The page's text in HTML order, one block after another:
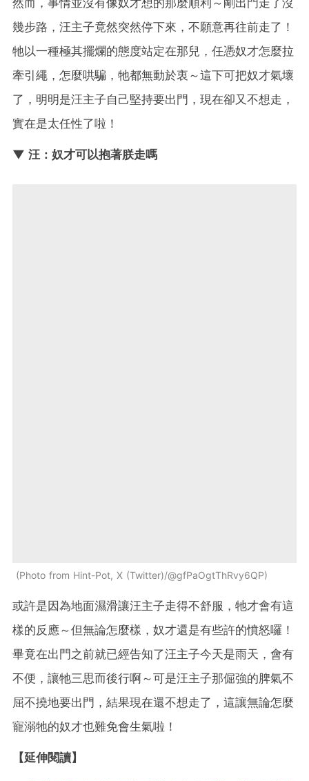
幾步路，汪主子竟然突然停下來，不願意再往前走了！
牠以一種極其擺爛的態度站定在那兒，任憑奴才怎麼拉
牽引繩，怎麼哄騙，牠都無動於衷～這下可把奴才氣壞
了，明明是汪主子自己堅持要出門，現在卻又不想走，
實在是太任性了啦！
▼ 汪：奴才可以抱著朕走嗎
Photo from Hint-Pot, X (Twitter)/@gfPaOgtThRvy6QP
或許是因為地面濕滑讓汪主子走得不舒服，牠才會有這
樣的反應～但無論怎麼樣，奴才還是有些許的憤怒囉！
畢竟在出門之前就已經告知了汪主子今天是雨天，會有
不便，讓牠三思而後行啊～可是汪主子那倔強的脾氣不
屈不撓地要出門，結果現在還不想走了，這讓無論怎麼
寵溺牠的奴才也難免會生氣啦！
【延伸閱讀】